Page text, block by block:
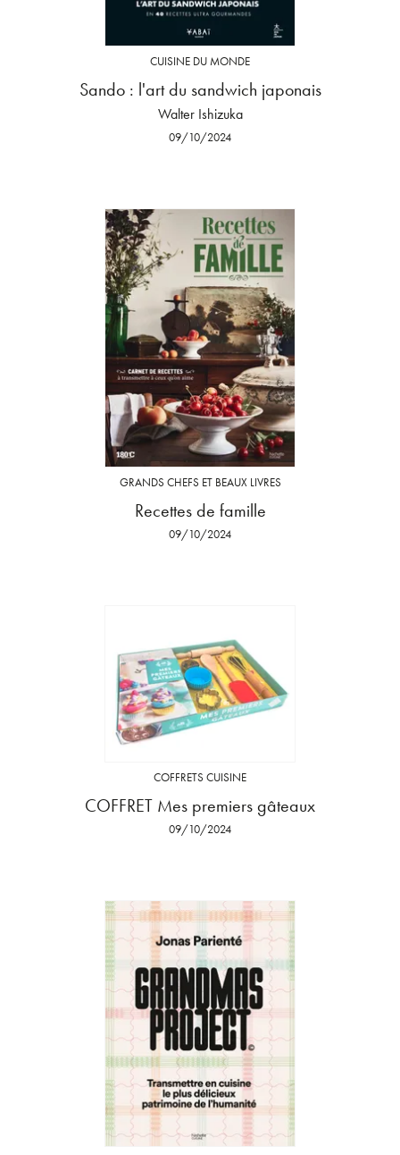
CUISINE DU MONDE
Sando : l'art du sandwich japonais
Walter Ishizuka
09/10/2024
GRANDS CHEFS ET BEAUX LIVRES
Recettes de famille
09/10/2024
COFFRETS CUISINE
COFFRET Mes premiers gâteaux
09/10/2024